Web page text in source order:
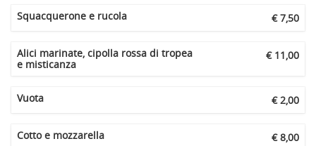
Squacquerone e rucola € 7,50
Alici marinate, cipolla rossa di tropea
e misticanza
€ 11,00
Vuota € 2,00
Cotto e mozzarella € 8,00